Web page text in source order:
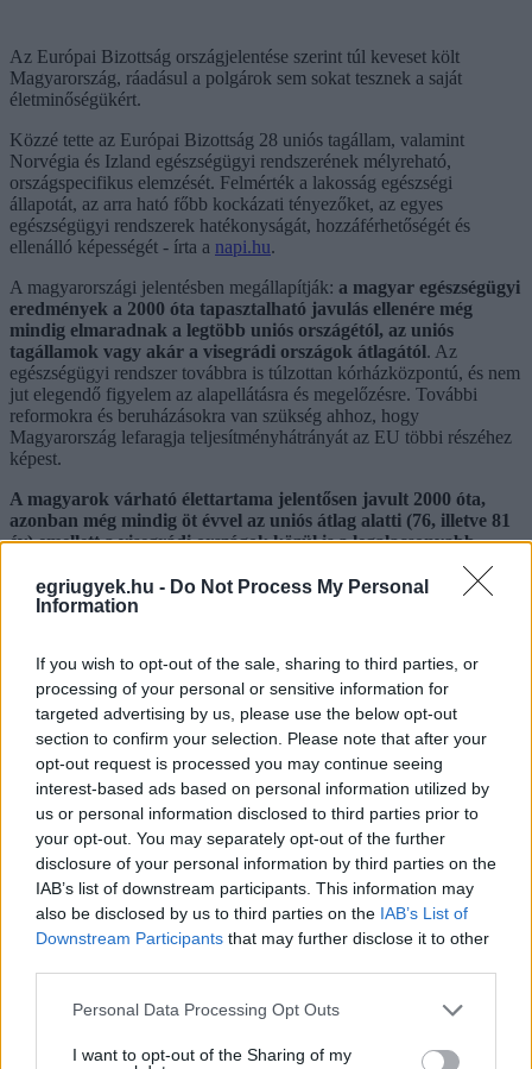
egriugyek.hu - Do Not Process My Personal
Information
If you wish to opt-out of the sale, sharing to third parties, or
processing of your personal or sensitive information for
targeted advertising by us, please use the below opt-out
section to confirm your selection. Please note that after your
opt-out request is processed you may continue seeing
interest-based ads based on personal information utilized by
us or personal information disclosed to third parties prior to
your opt-out. You may separately opt-out of the further
disclosure of your personal information by third parties on the
IAB’s list of downstream participants. This information may
also be disclosed by us to third parties on the IAB’s List of
Downstream Participants that may further disclose it to other
Please note that this website/app uses one or more Google
not limited to your visit or usage behaviour. You may click to
Personal Data Processing Opt Outs
I want to opt-out of the Sharing of my
Az Európai Bizottság országjelentése szerint túl keveset költ
Magyarország, ráadásul a polgárok sem sokat tesznek a saját
életminőségükért.
Közzé tette az Európai Bizottság 28 uniós tagállam, valamint
Norvégia és Izland egészségügyi rendszerének mélyreható,
országspecifikus elemzését. Felmérték a lakosság egészségi
állapotát, az arra ható főbb kockázati tényezőket, az egyes
egészségügyi rendszerek hatékonyságát, hozzáférhetőségét és
ellenálló képességét - írta a napi.hu.
A magyarországi jelentésben megállapítják: a magyar egészségügyi
eredmények a 2000 óta tapasztalható javulás ellenére még
mindig elmaradnak a legtöbb uniós országétól, az uniós
tagállamok vagy akár a visegrádi országok átlagától. Az
egészségügyi rendszer továbbra is túlzottan kórházközpontú, és nem
jut elegendő figyelem az alapellátásra és megelőzésre. További
reformokra és beruházásokra van szükség ahhoz, hogy
Magyarország lefaragja teljesítményhátrányát az EU többi részéhez
képest.
A magyarok várható élettartama jelentősen javult 2000 óta,
azonban még mindig öt évvel az uniós átlag alatti (76, illetve 81
év) emellett a visegrádi országok közül is a legalacsonyabb.
Durva eltérést találtak nemek és képzettségi szint szerint. A nők hét
évvel tovább élnek, mint a férfiak, a legmagasabb végzettséggel
rendelkező 30 éves férfiak 12, a nők pedig 6 évvel hosszabb ideig
Magyarországon a halálozások fele életmódbeli kockázati
tényezőknek tulajdonítható.A magyarok Európa legerősebb
dohányosai közé tartoznak. Aggasztó a magas
alkoholfogyasztás és a kamaszkori nagyivás.Noha az elmúlt
évtizedben csökkent a felnőttek alkoholfogyasztása, 2017-ben még
mindig több mint 10 százalékkal magasabb volt az uniós átlagnál.
Az elhízott felnőttek aránya szintén az egyik legmagasabb
Európában : minden ötödik felnőtt elhízott volt 2017-ben, és az
eltérések ugyanúgy megfigyelhetők az iskolai végzettség mentén.
népegészségügyi termékadót, hogy mérsékelje az egészségtelen
élelmiszerek fogyasztását, 2013-ban pedig rendeletet fogadott el az
élelmiszerekben lévő transzzsírsavak korlátozásáról.